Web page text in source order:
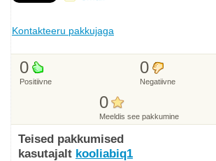
Kontakteeru pakkujaga
0
Positiivne
0
Negatiivne
0
Meeldis see pakkumine
Teised pakkumised
kasutajalt kooliabiq1